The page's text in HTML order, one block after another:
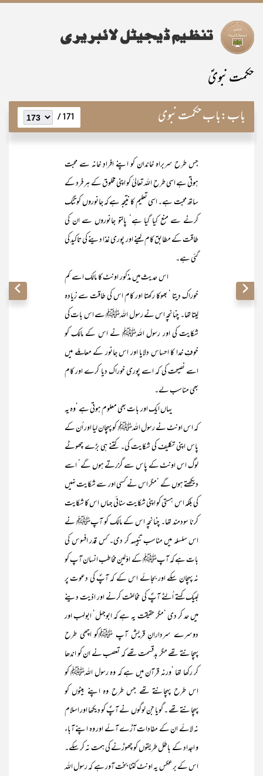
حکمت نبویؑ
باب:باب حکمت نبوی 171 /
جس طرح سربراہ خاندان کو اپنے افرادِ خانہ سے محبت
ہوتی ہے اسی طرح اللہ تعالیٰ کو اپنی مخلوق کے ہر فرد کے
ساتھ محبت ہے۔ اسی تعلیم کا نتیجہ ہے کہ جانوروں کو تنگ
کرنے سے منع کیا گیا ہے‘ پالتو جانوروں سے ان کی
طاقت کے مطابق کام لینے اور پوری غذا دینے کی تاکید کی
گئی ہے۔
اس حدیث میں مذکور اونٹ کا مالک اسے کم
خوراک دیتا ‘ بھوکا رکھتا اور کام اس کی طاقت سے زیادہ
لیتا تھا۔ چنانچہ اس نے رسول اللہﷺ سے اس بات کی
شکایت کی اور رسول اللہﷺ نے اس کے مالک کو
خوفِ خدا کا احساس دلایا اور اس جانور کے معاملے میں
اسے نصیحت کی کہ اسے پوری خوراک دیا کرے اور کام
بھی مناسب لے۔
یہاں ایک اور بات بھی معلوم ہوتی ہے ‘وہ یہ
کہ اس اونٹ نے رسول اللہﷺ کو پہچان لیا اور اُن کے
پاس اپنی تکلیف کی شکایت کی۔ کتنے ہی بڑے چھوٹے
لوگ اس اونٹ کے پاس سے گزرتے ہوں گے‘ اسے
دیکھتے ہوں گے ‘مگر اس نے کسی اور سے شکایت نہیں
کی بلکہ اس ہستی کو اپنی شکایت سنائی جہاں اس کا شکایت
کرنا سودمند تھا۔ چنانچہ اس کے مالک کو آپﷺ نے
اس سلسلہ میں مناسب تنبیہہ کر دی۔ کس قدر افسوس کی
بات ہے کہ آپﷺ کے اوّلین مخاطب انسان آپ کو
نہ پہچان سکے اور بجائے اس کے کہ آپؐ کی دعوت پر
لبیک کہتے اُلٹے آپؐ کی مخالفت کرنے اور اذیت دینے
میں حد کر دی ‘مگر حقیقت یہ ہے کہ ابوجہل‘ ابولہب اور
دوسرے سردارانِ قریش آپ ﷺکو اچھی طرح
پہچانتے تھے مگر بدقسمت تھے کہ تعصب نے ان کو اندھا
کر رکھا تھا ‘ورنہ قرآن میں ہے کہ وہ رسول اللہﷺ کو
اس طرح پہچانتے تھے جس طرح وہ اپنے بیٹوں کو
پہچانتے تھے ۔ گویا جن لوگوں نے آپؐ کو دیکھا اور اسلام
نہ لائے ان کے مفادات آڑے آئے اور وہ اپنے آباء
و اجداد کے باطل طریقوں کو چھوڑنے کی ہمت نہ کر سکے۔
اس کے برعکس یہ اونٹ کتنا بخت آور ہے کہ رسول اللہ